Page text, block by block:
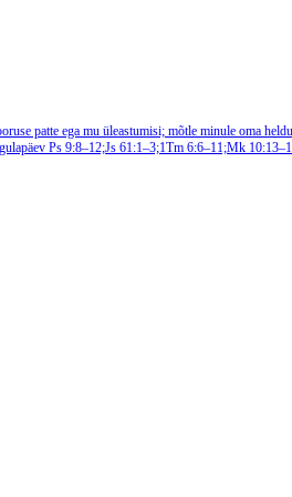
patte ega mu üleastumisi; mõtle minule oma
Ps 9:8–12;Js 61:1–3;1Tm 6:6–11;Mk